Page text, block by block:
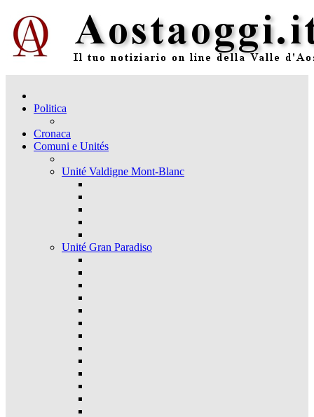
Politica
Cronaca
Comuni e Unités
Unité Valdigne Mont-Blanc
Unité Gran Paradiso